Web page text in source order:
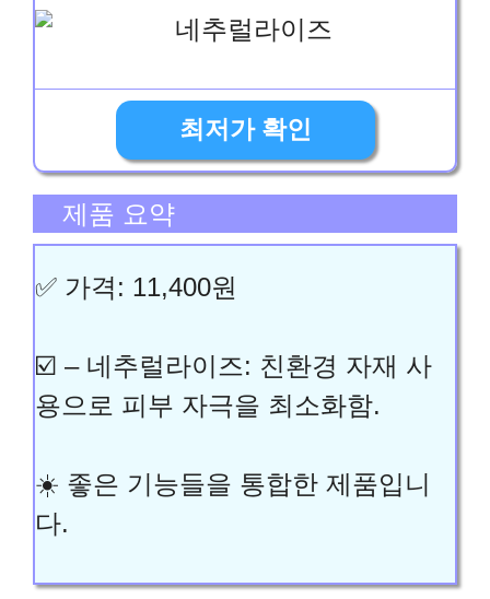
최저가 확인
제품 요약
✅ 가격: 11,400원
☑️ – 네추럴라이즈: 친환경 자재 사
용으로 피부 자극을 최소화함.
☀️ 좋은 기능들을 통합한 제품입니
다.